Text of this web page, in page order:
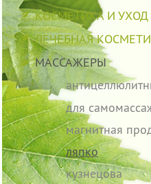
КОСМЕТИКА И УХОД
ЛЕЧЕБНАЯ
МАССАЖЕРЫ
для
магнитная
ляпко
кузнецова